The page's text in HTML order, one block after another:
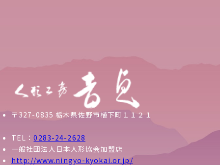
〒327-0835 栃木県佐野市植下町１１２１
TEL：0283-24-2628
一般社団法人日本人形協会加盟店
http://www.ningyo-kyokai.or.jp/